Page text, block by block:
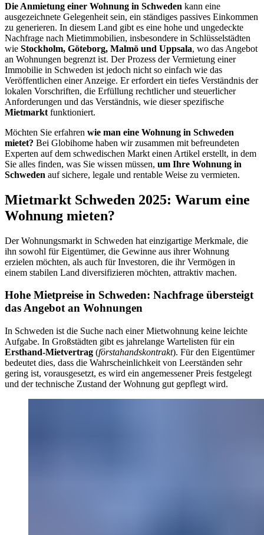
Die Anmietung einer Wohnung in Schweden kann eine
ausgezeichnete Gelegenheit sein, ein ständiges passives Einkommen
zu generieren. In diesem Land gibt es eine hohe und ungedeckte
Nachfrage nach Mietimmobilien, insbesondere in Schlüsselstädten
wie Stockholm, Göteborg, Malmö und Uppsala, wo das Angebot
an Wohnungen begrenzt ist. Der Prozess der Vermietung einer
Immobilie in Schweden ist jedoch nicht so einfach wie das
Veröffentlichen einer Anzeige. Er erfordert ein tiefes Verständnis der
lokalen Vorschriften, die Erfüllung rechtlicher und steuerlicher
Anforderungen und das Verständnis, wie dieser spezifische
Mietmarkt funktioniert.
Möchten Sie erfahren wie man eine Wohnung in Schweden
mietet? Bei Globihome haben wir zusammen mit befreundeten
Experten auf dem schwedischen Markt einen Artikel erstellt, in dem
Sie alles finden, was Sie wissen müssen, um Ihre Wohnung in
Schweden auf sichere, legale und rentable Weise zu vermieten.
Mietmarkt Schweden 2025: Warum eine
Wohnung mieten?
Der Wohnungsmarkt in Schweden hat einzigartige Merkmale, die
ihn sowohl für Eigentümer, die Gewinne aus ihrer Wohnung
erzielen möchten, als auch für Investoren, die ihr Vermögen in
einem stabilen Land diversifizieren möchten, attraktiv machen.
Hohe Mietpreise in Schweden: Nachfrage übersteigt
das Angebot an Wohnungen
In Schweden ist die Suche nach einer Mietwohnung keine leichte
Aufgabe. In Großstädten gibt es jahrelange Wartelisten für ein
Ersthand-Mietvertrag (förstahandskontrakt). Für den Eigentümer
bedeutet dies, dass die Wahrscheinlichkeit von Leerständen sehr
gering ist, vorausgesetzt, es wird ein angemessener Preis festgelegt
und der technische Zustand der Wohnung gut gepflegt wird.